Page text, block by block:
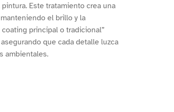
Este tratamiento crea una
el brillo y la
principal o tradicional”
que cada detalle luzca
ambientales.